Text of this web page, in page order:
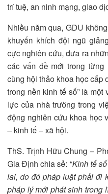
trí tuệ, an ninh mạng, giao
Nhiều năm qua, GDU
khuyến khích đội ngũ
cực nghiên cứu, đưa ra
các vấn đề mới trong
cùng hội thảo khoa học cấp
trong nền kinh tế số” là
lực của nhà trường trong
động nghiên cứu khoa học
– kinh tế – xã hội.
ThS. Trịnh Hữu Chung –
Gia Định chia sẻ: “Kinh tế
lai, do đó pháp luật phải đi
pháp lý mới phát sinh trong